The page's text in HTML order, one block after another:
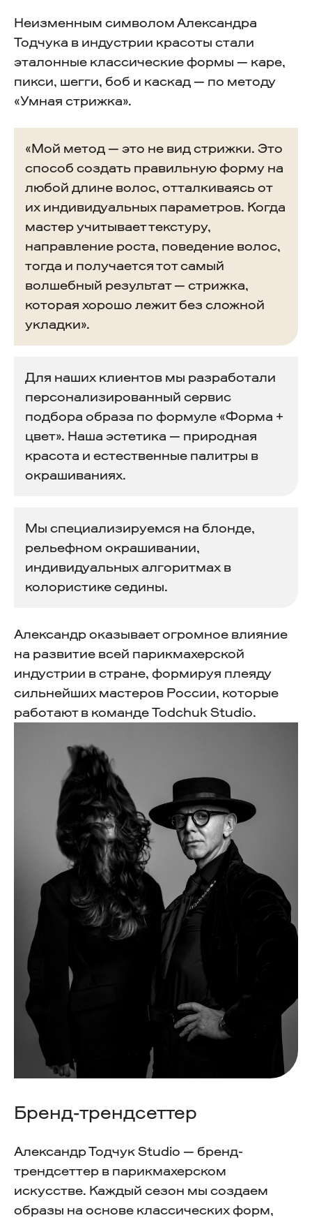
Неизменным символом Александра
Тодчука в индустрии красоты стали
эталонные классические формы — каре,
пикси, шегги, боб и каскад — по методу
«Умная стрижка».
«Мой метод — это не вид стрижки. Это
способ создать правильную форму на
любой длине волос, отталкиваясь от
их индивидуальных параметров. Когда
мастер учитывает текстуру,
направление роста, поведение волос,
тогда и получается тот самый
волшебный результат — стрижка,
которая хорошо лежит без сложной
укладки».
Для наших клиентов мы разработали
персонализированный сервис
подбора образа по формуле «Форма +
цвет». Наша эстетика — природная
красота и естественные палитры в
окрашиваниях.
Мы специализируемся на блонде,
рельефном окрашивании,
индивидуальных алгоритмах в
колористике седины.
Александр оказывает огромное влияние
на развитие всей парикмахерской
индустрии в стране, формируя плеяду
сильнейших мастеров России, которые
работают в команде Todchuk Studio.
Бренд-трендсеттер
Александр Тодчук Studio — бренд-
трендсеттер в парикмахерском
искусстве. Каждый сезон мы создаем
образы на основе классических форм,